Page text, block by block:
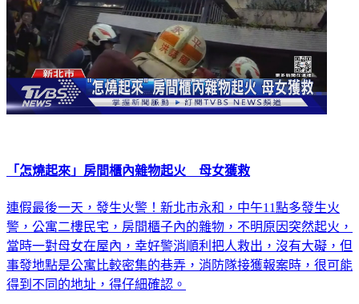
「怎燒起來」房間櫃內雜物起火 母女獲救
連假最後一天，發生火警！新北市永和，中午11點多發生火
警，公寓二樓民宅，房間櫃子內的雜物，不明原因突然起火，
當時一對母女在屋內，幸好警消順利把人救出，沒有大礙，但
事發地點是公寓比較密集的巷弄，消防隊接獲報案時，很可能
得到不同的地址，得仔細確認。